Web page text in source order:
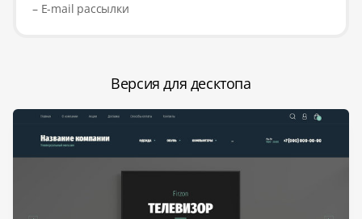
– E-mail рассылки
Версия для десктопа